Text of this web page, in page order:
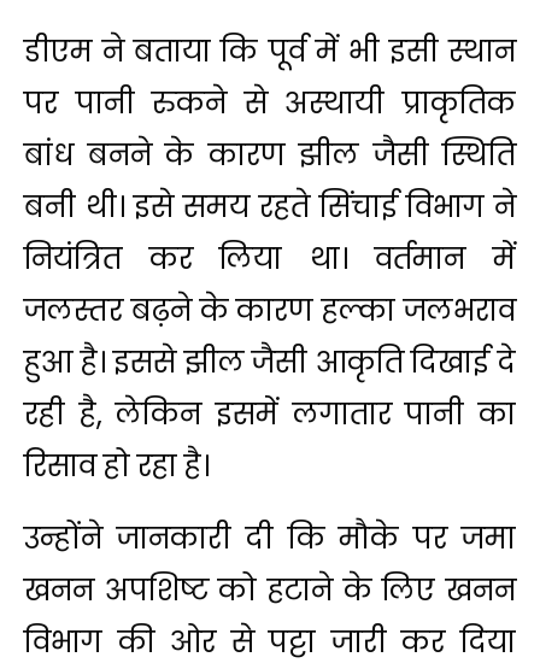
डीएम ने बताया कि पूर्व में भी इसी स्थान
पर पानी रुकने से अस्थायी प्राकृतिक
बांध बनने के कारण झील जैसी स्थिति
बनी थी। इसे समय रहते सिंचाई विभाग ने
नियंत्रित कर लिया था। वर्तमान में
जलस्तर बढ़ने के कारण हल्का जलभराव
हुआ है। इससे झील जैसी आकृति दिखाई दे
रही है, लेकिन इसमें लगातार पानी का
रिसाव हो रहा है।
उन्होंने जानकारी दी कि मौके पर जमा
खनन अपशिष्ट को हटाने के लिए खनन
विभाग की ओर से पट्टा जारी कर दिया